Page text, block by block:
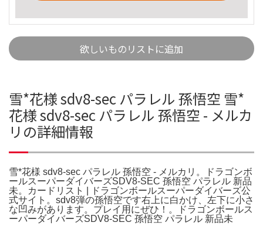
欲しいものリストに追加
雪*花様 sdv8-sec パラレル 孫悟空 雪*
花様 sdv8-sec パラレル 孫悟空 - メルカ
リの詳細情報
雪*花様 sdv8-sec パラレル 孫悟空 - メルカリ。ドラゴンボ
ールスーパーダイバーズSDV8-SEC 孫悟空 パラレル 新品
未。カードリスト | ドラゴンボールスーパーダイバーズ公
式サイト。sdv8弾の孫悟空です右上に白かけ、左下に小さ
な凹みがあります。プレイ用にぜひ！。ドラゴンボールス
ーパーダイバーズSDV8-SEC 孫悟空 パラレル 新品未